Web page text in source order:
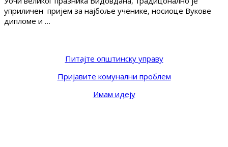
уприличен пријем за најбоље ученике, носиоце Вукове
дипломе и …
Питајте општинску управу
Пријавите комунални проблем
Имам идеју